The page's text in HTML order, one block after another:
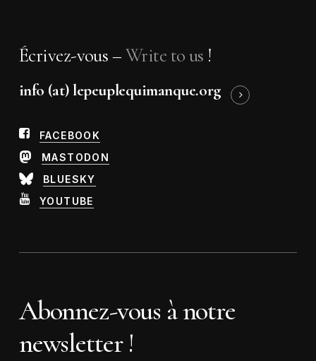
Écrivez-vous –Write to us !
info (at) lepeuplequimanque.org
FACEBOOK
MASTODON
BLUESKY
YOUTUBE
Abonnez-vous à notre
newsletter !